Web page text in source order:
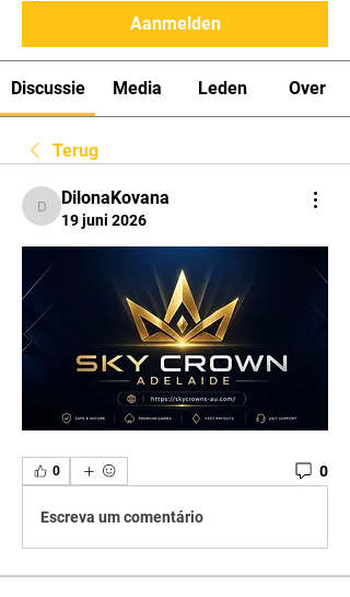
Aanmelden
Discussie Media Leden Over
Terug
DilonaKovana
DilonaKovana
19 juni 2026
0 0
Escreva um comentário